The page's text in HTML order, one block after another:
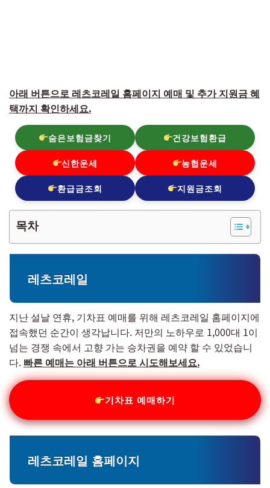
아래 버튼으로 레츠코레일 홈페이지 예매 및 추가 지원금 혜
택까지 확인하세요.
숨은보험금찾기 건강보험환급
신한운세 농협운세
환급금조회 지원금조회
목차
레츠코레일
지난 설날 연휴, 기차표 예매를 위해 레츠코레일 홈페이지에
접속했던 순간이 생각납니다. 저만의 노하우로 1,000대 1이
넘는 경쟁 속에서 고향 가는 승차권을 예약 할 수 있었습니
다. 빠른 예매는 아래 버튼으로 시도해보세요.
기차표 예매하기
레츠코레일 홈페이지